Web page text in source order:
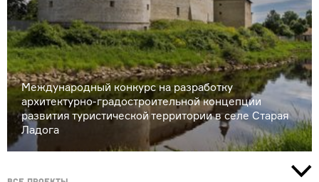
Международный конкурс на разработку
архитектурно-градостроительной концепции
развития туристической территории в селе Старая
Ладога